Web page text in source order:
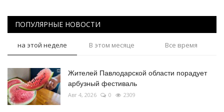
ПОПУЛЯРНЫЕ НОВОСТИ
на этой неделе В этом месяце Все время
Жителей Павлодарской области порадует
арбузный фестиваль
Авг 4, 2026 0 2309